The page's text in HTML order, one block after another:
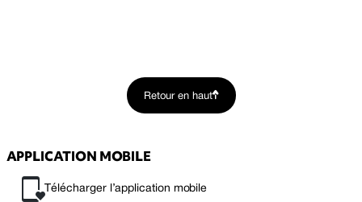
Retour en haut
APPLICATION MOBILE
Télécharger l’application mobile